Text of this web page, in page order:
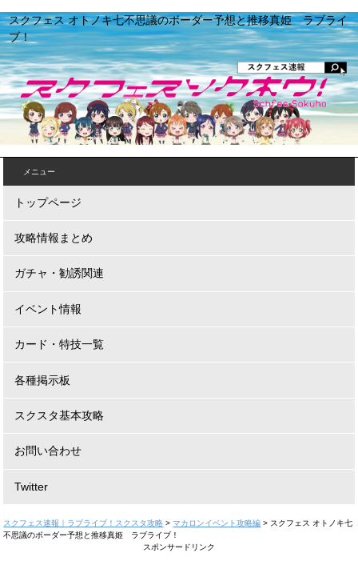
スクフェス オトノキ七不思議のボーダー予想と推移真姫 ラブライ
ブ！
メニュー
トップページ
攻略情報まとめ
ガチャ・勧誘関連
イベント情報
カード・特技一覧
各種掲示板
スクスタ基本攻略
お問い合わせ
Twitter
スクフェス速報｜ラブライブ！スクスタ攻略 >マカロンイベント攻略編 > スクフェス オトノキ七
不思議のボーダー予想と推移真姫 ラブライブ！
スポンサードリンク